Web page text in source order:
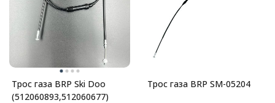
Трос газа BRP Ski Doo
(512060893,512060677)
Трос газа BRP SM-05204